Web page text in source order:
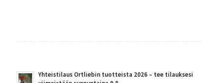
Yhteistilaus Ortliebin tuotteista 2026 – tee tilauksesi